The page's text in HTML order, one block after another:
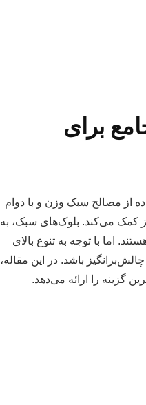
برای
از مصالح سبک وزن و با دوام
کمک می‌کند. بلوک‌های سبک، به
اما با توجه به تنوع بالای
باشد. در این مقاله،
گزینه را ارائه می‌دهد.